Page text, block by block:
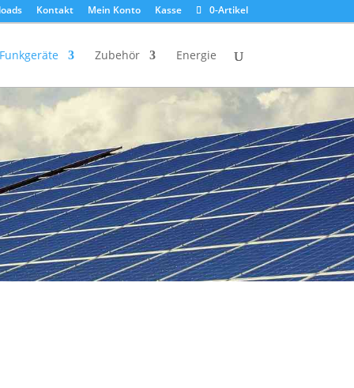
Kontakt Mein Konto Kasse 0-Artikel
Funkgeräte Zubehör Energie